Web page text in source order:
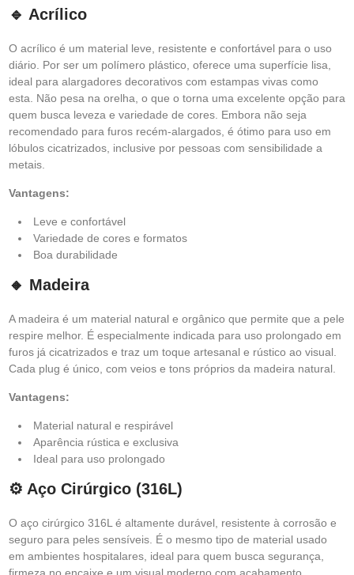
🔹 Acrílico
O acrílico é um material leve, resistente e confortável para o uso
diário. Por ser um polímero plástico, oferece uma superfície lisa,
ideal para alargadores decorativos com estampas vivas como
esta. Não pesa na orelha, o que o torna uma excelente opção para
quem busca leveza e variedade de cores. Embora não seja
recomendado para furos recém-alargados, é ótimo para uso em
lóbulos cicatrizados, inclusive por pessoas com sensibilidade a
metais.
Vantagens:
Leve e confortável
Variedade de cores e formatos
Boa durabilidade
🔸 Madeira
A madeira é um material natural e orgânico que permite que a pele
respire melhor. É especialmente indicada para uso prolongado em
furos já cicatrizados e traz um toque artesanal e rústico ao visual.
Cada plug é único, com veios e tons próprios da madeira natural.
Vantagens:
Material natural e respirável
Aparência rústica e exclusiva
Ideal para uso prolongado
⚙️ Aço Cirúrgico (316L)
O aço cirúrgico 316L é altamente durável, resistente à corrosão e
seguro para peles sensíveis. É o mesmo tipo de material usado
em ambientes hospitalares, ideal para quem busca segurança,